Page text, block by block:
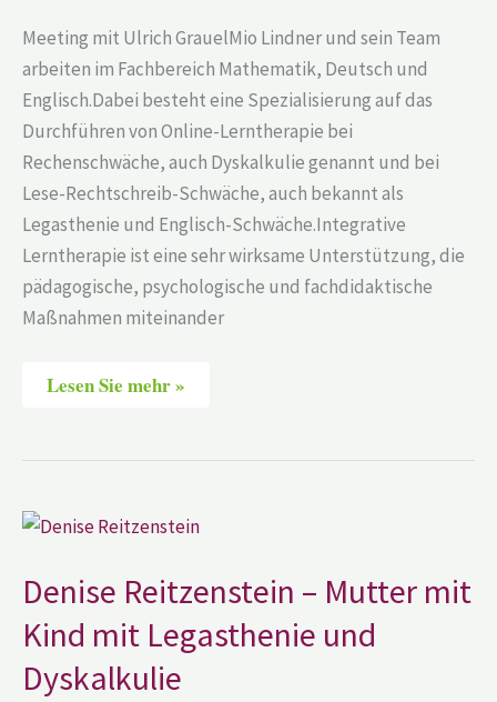
Meeting mit Ulrich GrauelMio Lindner und sein Team
arbeiten im Fachbereich Mathematik, Deutsch und
Englisch.Dabei besteht eine Spezialisierung auf das
Durchführen von Online-Lerntherapie bei
Rechenschwäche, auch Dyskalkulie genannt und bei
Lese-Rechtschreib-Schwäche, auch bekannt als
Legasthenie und Englisch-Schwäche.Integrative
Lerntherapie ist eine sehr wirksame Unterstützung, die
pädagogische, psychologische und fachdidaktische
Maßnahmen miteinander
Lesen Sie mehr »
Denise Reitzenstein – Mutter mit
Kind mit Legasthenie und
Dyskalkulie
Denise
Reitzenstein
Mutter
mit
Kind
mit
Legasthenie
und
Dyskalkulie